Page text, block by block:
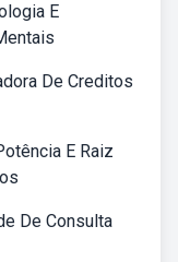
E
De Creditos
E Raiz
De Consulta